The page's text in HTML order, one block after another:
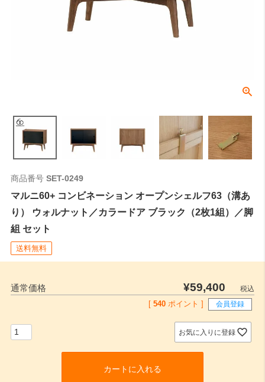
商品番号 SET-0249
マルニ60+ コンビネーション オープンシェルフ63（溝あ
り） ウォルナット／カラードア ブラック（2枚1組）／脚
組 セット
送料無料
通常価格 ¥59,400
税込
[ 540 ポイント ] 会員登録
お気に入りに登録
カートに入れる